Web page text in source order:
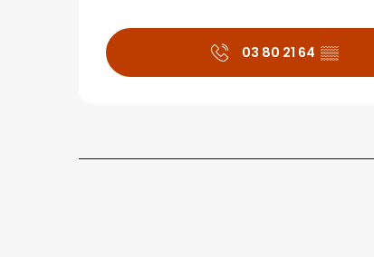
03 80 21 64 ▒▒